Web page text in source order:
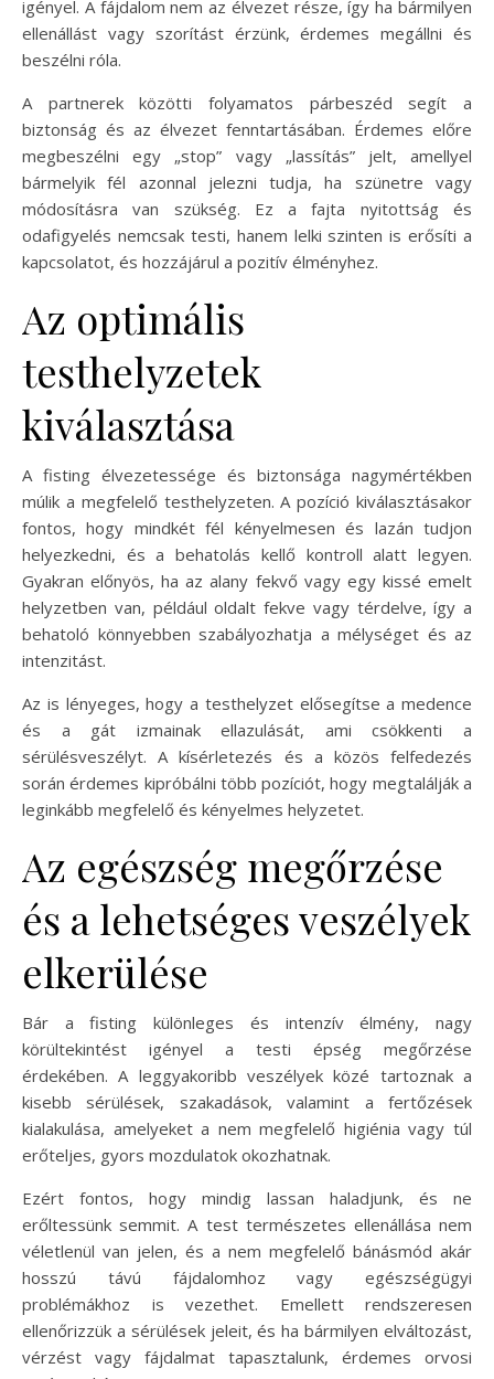
igényel. A fájdalom nem az élvezet része, így ha bármilyen
ellenállást vagy szorítást érzünk, érdemes megállni és
beszélni róla.
A partnerek közötti folyamatos párbeszéd segít a
biztonság és az élvezet fenntartásában. Érdemes előre
megbeszélni egy „stop” vagy „lassítás” jelt, amellyel
bármelyik fél azonnal jelezni tudja, ha szünetre vagy
módosításra van szükség. Ez a fajta nyitottság és
odafigyelés nemcsak testi, hanem lelki szinten is erősíti a
kapcsolatot, és hozzájárul a pozitív élményhez.
Az optimális
testhelyzetek
kiválasztása
A fisting élvezetessége és biztonsága nagymértékben
múlik a megfelelő testhelyzeten. A pozíció kiválasztásakor
fontos, hogy mindkét fél kényelmesen és lazán tudjon
helyezkedni, és a behatolás kellő kontroll alatt legyen.
Gyakran előnyös, ha az alany fekvő vagy egy kissé emelt
helyzetben van, például oldalt fekve vagy térdelve, így a
behatoló könnyebben szabályozhatja a mélységet és az
intenzitást.
Az is lényeges, hogy a testhelyzet elősegítse a medence
és a gát izmainak ellazulását, ami csökkenti a
sérülésveszélyt. A kísérletezés és a közös felfedezés
során érdemes kipróbálni több pozíciót, hogy megtalálják a
leginkább megfelelő és kényelmes helyzetet.
Az egészség megőrzése
és a lehetséges veszélyek
elkerülése
Bár a fisting különleges és intenzív élmény, nagy
körültekintést igényel a testi épség megőrzése
érdekében. A leggyakoribb veszélyek közé tartoznak a
kisebb sérülések, szakadások, valamint a fertőzések
kialakulása, amelyeket a nem megfelelő higiénia vagy túl
erőteljes, gyors mozdulatok okozhatnak.
Ezért fontos, hogy mindig lassan haladjunk, és ne
erőltessünk semmit. A test természetes ellenállása nem
véletlenül van jelen, és a nem megfelelő bánásmód akár
hosszú távú fájdalomhoz vagy egészségügyi
problémákhoz is vezethet. Emellett rendszeresen
ellenőrizzük a sérülések jeleit, és ha bármilyen elváltozást,
vérzést vagy fájdalmat tapasztalunk, érdemes orvosi